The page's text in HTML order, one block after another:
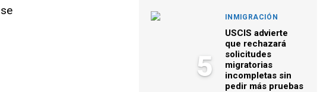
5
INMIGRACIÓN
USCIS advierte
que rechazará
solicitudes
migratorias
incompletas sin
pedir más pruebas